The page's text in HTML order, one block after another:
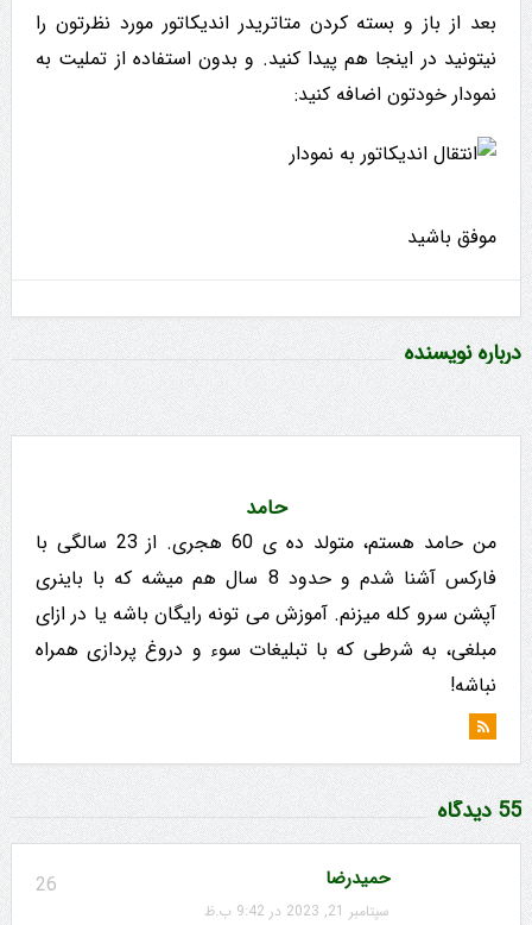
بعد از باز و بسته کردن متاتریدر اندیکاتور مورد نظرتون را
نیتونید در اینجا هم پیدا کنید. و بدون استفاده از تملیت به
نمودار خودتون اضافه کنید:
موفق باشید
درباره نویسنده
حامد
من حامد هستم، متولد ده ی 60 هجری. از 23 سالگی با
فارکس آشنا شدم و حدود 8 سال هم میشه که با باینری
آپشن سرو کله میزنم. آموزش می تونه رایگان باشه یا در ازای
مبلغی، به شرطی که با تبلیغات سوء و دروغ پردازی همراه
نباشه!
55 دیدگاه
26 حمیدرضا
سپتامبر 21, 2023 در 9:42 ب.ظ